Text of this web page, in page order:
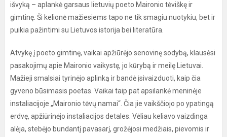
išvyką – aplankė garsaus lietuvių poeto Maironio tėviškę ir
gimtinę. Ši kelionė mažiesiems tapo ne tik smagiu nuotykiu, bet ir
puikia pažintimi su Lietuvos istorija bei literatūra.
Atvykę į poeto gimtinę, vaikai apžiūrėjo senovinę sodybą, klausėsi
pasakojimų apie Maironio vaikystę, jo kūrybą ir meilę Lietuvai.
Mažieji smalsiai tyrinėjo aplinką ir bandė įsivaizduoti, kaip čia
gyveno būsimasis poetas. Vaikai taip pat apsilankė meninėje
instaliacijoje „Maironio tėvų namai“. Čia jie vaikščiojo po ypatingą
erdvę, apžiūrinėjo instaliacijos detales. Vėliau keliavo vaizdinga
alėja, stebėjo bundantį pavasarį, grožėjosi medžiais, pievomis ir